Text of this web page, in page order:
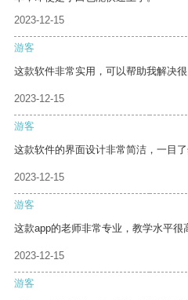
2023-12-15
游客
这款软件非常实用，可以帮助我解决很
2023-12-15
游客
这款软件的界面设计非常简洁，一目了
2023-12-15
游客
这款app的老师非常专业，教学水平很
2023-12-15
游客